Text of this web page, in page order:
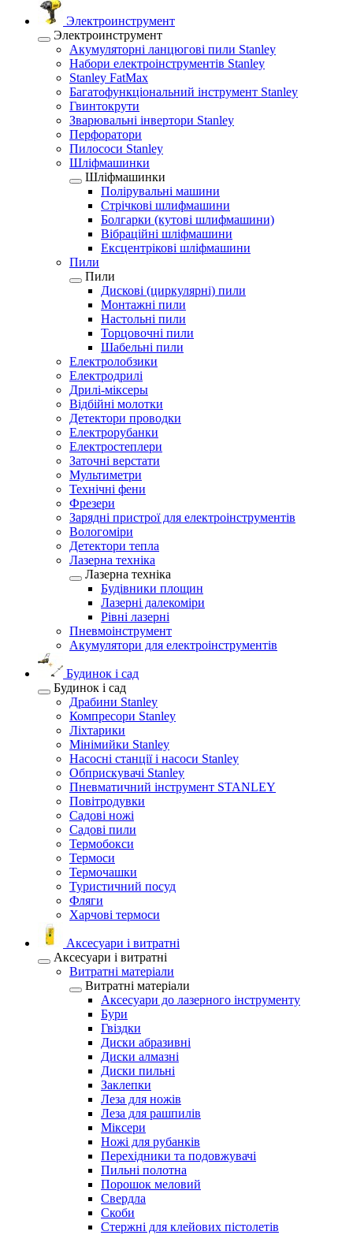
Электроинструмент
Электроинструмент
Акумуляторні ланцюгові пили Stanley
Набори електроінструментів Stanley
Stanley FatMax
Багатофункціональний інструмент Stanley
Гвинтокрути
Зварювальні інвертори Stanley
Перфоратори
Пилососи Stanley
Шліфмашинки
Шліфмашинки
Полірувальні машини
Стрічкові шлифмашини
Болгарки (кутові шлифмашини)
Вібраційні шліфмашини
Ексцентрікові шліфмашини
Пили
Пили
Дискові (циркулярні) пили
Монтажні пили
Настольні пили
Торцовочні пили
Шабельні пили
Електролобзики
Електродрилі
Дрилі-міксеры
Відбійні молотки
Детектори проводки
Електрорубанки
Електростеплери
Заточні верстати
Мультиметри
Технічні фени
Фрезери
Зарядні пристрої для електроінструментів
Вологоміри
Детектори тепла
Лазерна техніка
Лазерна техніка
Будівники площин
Лазерні далекоміри
Рівні лазерні
Пневмоінструмент
Акумулятори для електроінструментів
Будинок і сад
Будинок і сад
Драбини Stanley
Компресори Stanley
Ліхтарики
Мінімийки Stanley
Насосні станції і насоси Stanley
Обприскувачі Stanley
Пневматичний інструмент STANLEY
Повітродувки
Садові ножі
Садові пили
Термобокси
Термоси
Термочашки
Туристичний посуд
Фляги
Харчові термоси
Аксесуари і витратні
Аксесуари і витратні
Витратні матеріали
Витратні матеріали
Аксесуари до лазерного інструменту
Бури
Гвіздки
Диски абразивні
Диски алмазні
Диски пильні
Заклепки
Леза для ножів
Леза для рашпилів
Міксери
Ножі для рубанків
Перехідники та подовжувачі
Пильні полотна
Порошок меловий
Свердла
Скоби
Стержні для клейових пістолетів